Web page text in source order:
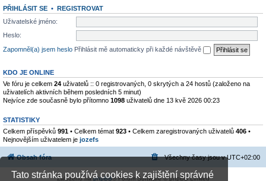
Tato stránka používá cookies k zajištění správné
PŘIHLÁSIT SE • REGISTROVAT
Uživatelské jméno:
Heslo:
Zapomněl(a) jsem heslo Přihlásit mě automaticky při každé návštěvě
KDO JE ONLINE
Ve fóru je celkem 24 uživatelů :: 0 registrovaných, 0 skrytých a 24 hostů (založeno na
uživatelích aktivních během posledních 5 minut)
Nejvíce zde současně bylo přítomno 1098 uživatelů dne 13 kvě 2026 00:23
STATISTIKY
Celkem příspěvků 991 • Celkem témat 923 • Celkem zaregistrovaných uživatelů 406 •
Nejnovějším uživatelem je jozefs
Obsah fóra Všechny časy jsou vUTC+02:00
Založeno naphpBB® Forum Software © phpBB Limited